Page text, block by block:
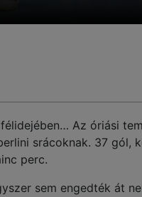
Az óriási
srácoknak. 37 gól,
perc.
sem engedték át